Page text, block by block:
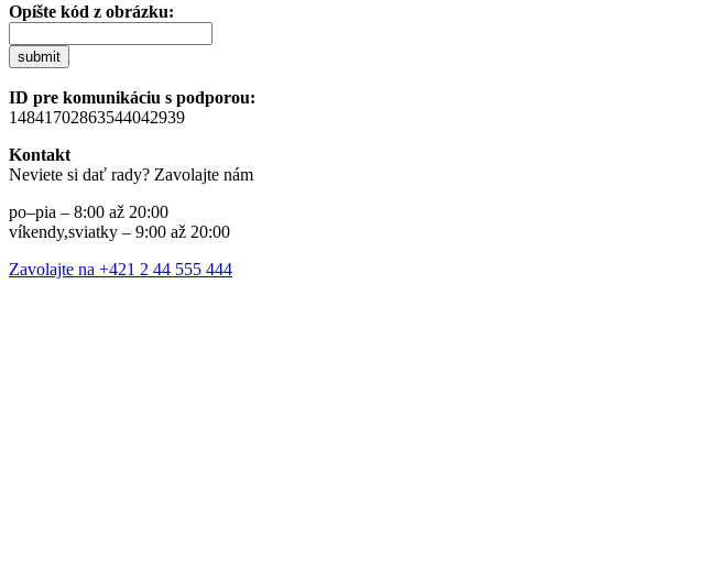
Opíšte kód z obrázku:
submit
ID pre komunikáciu s podporou:
14841702863544042939
Kontakt
Neviete si dať rady? Zavolajte nám
po–pia – 8:00 až 20:00
víkendy,sviatky – 9:00 až 20:00
Zavolajte na +421 2 44 555 444